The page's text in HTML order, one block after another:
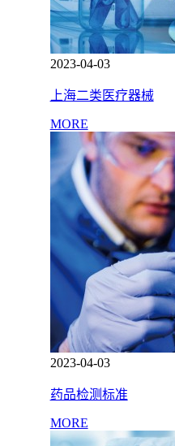
2023-04-03
上海二类医疗器械
MORE
2023-04-03
药品检测标准
MORE